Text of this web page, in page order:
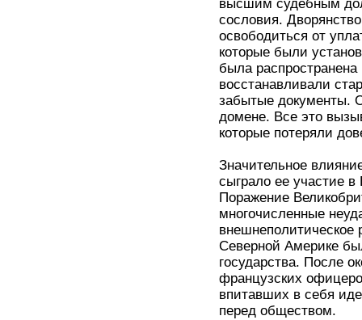
высшим судебным
сословия.
освободиться от
которые были
была
восстанавливали
забытые документы.
домене. Все это
которые потеряли
Значительное
сыграло ее участие
Поражение
многочисленные
Северной Америке
государства. После
французских
впитавших в себя
перед обществом.